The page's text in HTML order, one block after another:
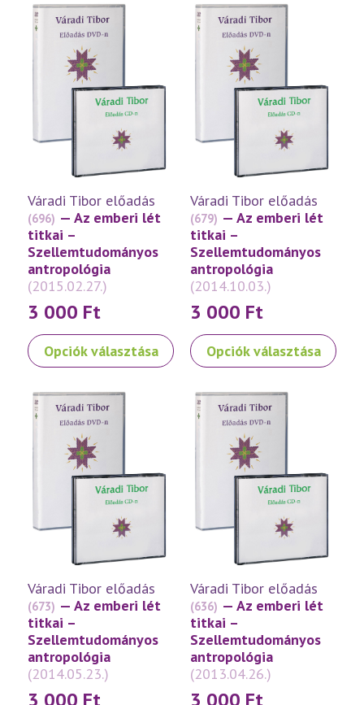
több
variációja
A
változatok
termékoldalon
választhatók
több
variációja
A
változatok
termékoldalon
választhatók
Váradi Tibor előadás
(696) — Az emberi lét
titkai –
Szellemtudományos
antropológia
(2015.02.27.)
3 000 Ft
Opciók választása
Ennek
a
több
variációja
A
változatok
termékoldalon
választhatók
Váradi Tibor előadás
(679) — Az emberi lét
titkai –
Szellemtudományos
antropológia
(2014.10.03.)
3 000 Ft
Opciók választása
Ennek
a
több
variációja
A
változatok
termékoldalon
választhatók
Váradi Tibor előadás
(673) — Az emberi lét
titkai –
Szellemtudományos
antropológia
(2014.05.23.)
3 000 Ft
Váradi Tibor előadás
(636) — Az emberi lét
titkai –
Szellemtudományos
antropológia
(2013.04.26.)
3 000 Ft